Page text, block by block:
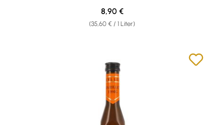
(35,60 € / 1 Liter)
Regulärer Preis:
8,90 €